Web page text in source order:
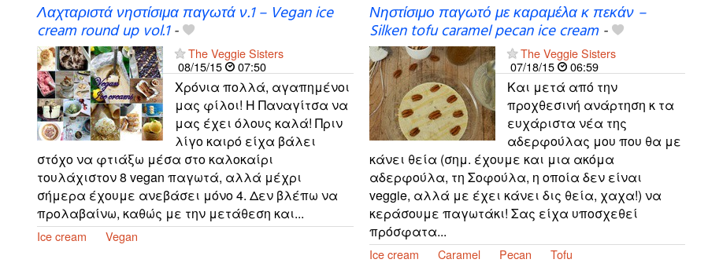
Λαχταριστά νηστίσιμα παγωτά ν.1 – Vegan ice
cream round up vol.1-
The Veggie Sisters
08/15/15
07:50
Χρόνια πολλά, αγαπημένοι
μας φίλοι! H Παναγίτσα να
μας έχει όλους καλά! Πριν
λίγο καιρό είχα βάλει
στόχο να φτιάξω μέσα στο καλοκαίρι
τουλάχιστον 8 vegan παγωτά, αλλά μέχρι
σήμερα έχουμε ανεβάσει μόνο 4. Δεν βλέπω να
προλαβαίνω, καθώς με την μετάθεση και...
Ice cream Vegan
Νηστίσιμο παγωτό με καραμέλα κ πεκάν –
Silken tofu caramel pecan ice cream-
The Veggie Sisters
07/18/15
06:59
Και μετά από την
προχθεσινή ανάρτηση κ τα
ευχάριστα νέα της
αδερφούλας μου που θα με
κάνει θεία (σημ. έχουμε και μια ακόμα
αδερφούλα, τη Σοφούλα, η οποία δεν είναι
veggie, αλλά με έχει κάνει δις θεία, χαχα!) να
κεράσουμε παγωτάκι! Σας είχα υποσχεθεί
πρόσφατα...
Ice cream Caramel Pecan Tofu